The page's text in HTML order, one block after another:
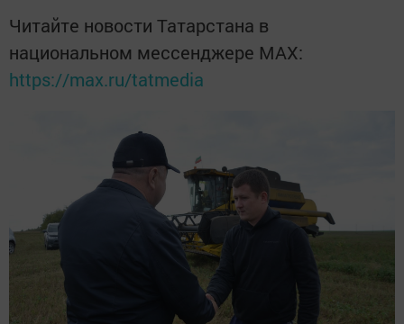
Читайте новости Татарстана в
национальном мессенджере MАХ:
https://max.ru/tatmedia